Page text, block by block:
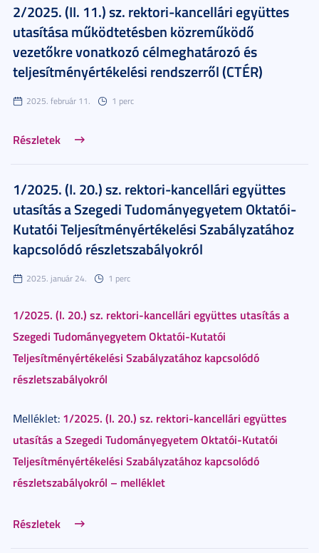
2/2025. (II. 11.) sz. rektori-kancellári együttes
utasítása működtetésben közreműködő
vezetőkre vonatkozó célmeghatározó és
teljesítményértékelési rendszerről (CTÉR)
2025. február 11. 1 perc
Részletek
1/2025. (I. 20.) sz. rektori-kancellári együttes
utasítás a Szegedi Tudományegyetem Oktatói-
Kutatói Teljesítményértékelési Szabályzatához
kapcsolódó részletszabályokról
2025. január 24. 1 perc
1/2025. (I. 20.) sz. rektori-kancellári együttes utasítás a
Szegedi Tudományegyetem Oktatói-Kutatói
Teljesítményértékelési Szabályzatához kapcsolódó
részletszabályokról
Melléklet: 1/2025. (I. 20.) sz. rektori-kancellári együttes
utasítás a Szegedi Tudományegyetem Oktatói-Kutatói
Teljesítményértékelési Szabályzatához kapcsolódó
részletszabályokról – melléklet
Részletek